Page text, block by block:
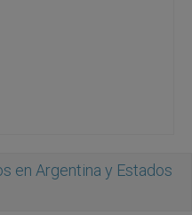
en Argentina y Estados